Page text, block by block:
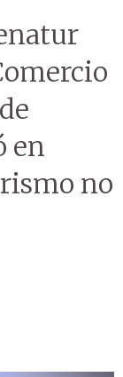
en
no